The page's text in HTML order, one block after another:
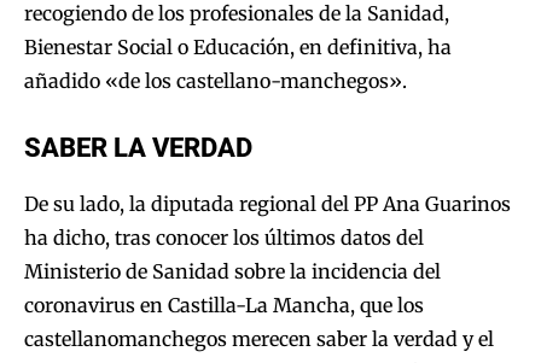
recogiendo de los profesionales de la Sanidad,
Bienestar Social o Educación, en definitiva, ha
añadido «de los castellano-manchegos».
SABER LA VERDAD
De su lado, la diputada regional del PP Ana Guarinos
ha dicho, tras conocer los últimos datos del
Ministerio de Sanidad sobre la incidencia del
coronavirus en Castilla-La Mancha, que los
castellanomanchegos merecen saber la verdad y el